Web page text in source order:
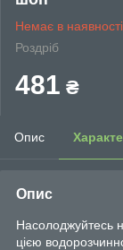
Немає в наявності
Роздріб
481 ₴
Опис
Опис
Насолоджуйтесь
цією